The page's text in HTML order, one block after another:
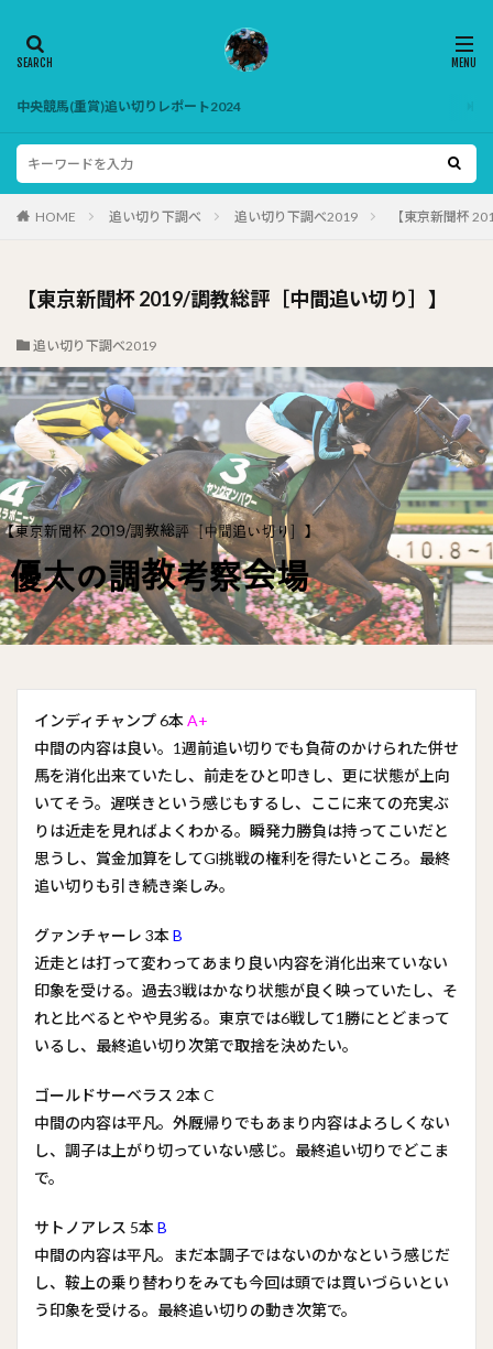
中央競馬(重賞)追い切りレポート2024
HOME 追い切り下調べ 追い切り下調べ2019 【東京新聞杯
【東京新聞杯 2019/調教総評［中間追い切り］】
追い切り下調べ2019
インディチャンプ 6本A+
中間の内容は良い。1週前追い切りでも負荷のかけられた併せ
馬を消化出来ていたし、前走をひと叩きし、更に状態が上向
いてそう。遅咲きという感じもするし、ここに来ての充実ぶ
りは近走を見ればよくわかる。瞬発力勝負は持ってこいだと
思うし、賞金加算をしてGl挑戦の権利を得たいところ。最終
追い切りも引き続き楽しみ。
グァンチャーレ 3本B
近走とは打って変わってあまり良い内容を消化出来ていない
印象を受ける。過去3戦はかなり状態が良く映っていたし、そ
れと比べるとやや見劣る。東京では6戦して1勝にとどまって
いるし、最終追い切り次第で取捨を決めたい。
ゴールドサーベラス 2本 C
中間の内容は平凡。外厩帰りでもあまり内容はよろしくない
し、調子は上がり切っていない感じ。最終追い切りでどこま
で。
サトノアレス 5本B
中間の内容は平凡。まだ本調子ではないのかなという感じだ
し、鞍上の乗り替わりをみても今回は頭では買いづらいとい
う印象を受ける。最終追い切りの動き次第で。